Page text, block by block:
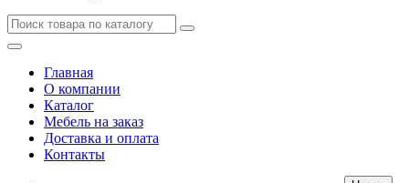
Главная
О компании
Каталог
Мебель на заказ
Доставка и оплата
Контакты